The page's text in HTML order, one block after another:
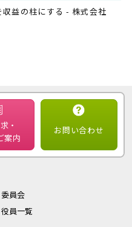
益の柱にする - 株式会社
・
案内
お問い合わせ
委員会
役員一覧